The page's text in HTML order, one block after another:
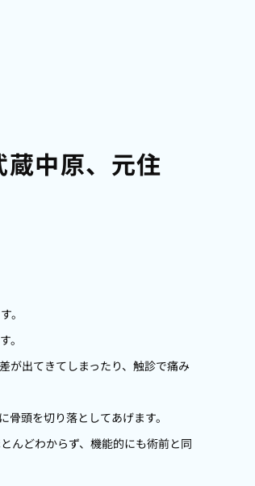
中原、元住
。
。
が出てきてしまったり、触診で痛み
頭を切り落としてあげます。
んどわからず、機能的にも術前と同